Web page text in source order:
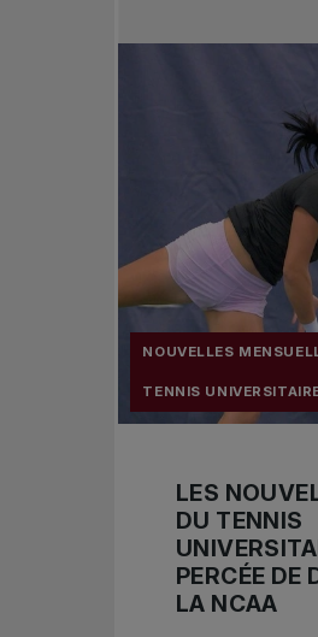
NOUVELLES
TENNIS
LES
DU TENNIS
PERCÉE DE
LA NCAA